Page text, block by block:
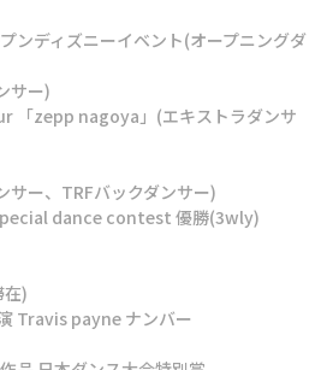
ンディズニーイベント(オープニングダ
サー)
「zepp nagoya」(エキストラダンサ
ー、TRFバックダンサー)
dance contest 優勝(3wly)
)
Travis payne ナンバー